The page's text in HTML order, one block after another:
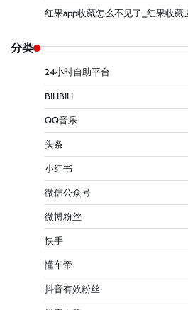
红果app收藏怎么不见了_红果收藏
分类
24小时自助平台
BILIBILI
QQ音乐
头条
小红书
微信公众号
微博粉丝
快手
懂车帝
抖音有效粉丝